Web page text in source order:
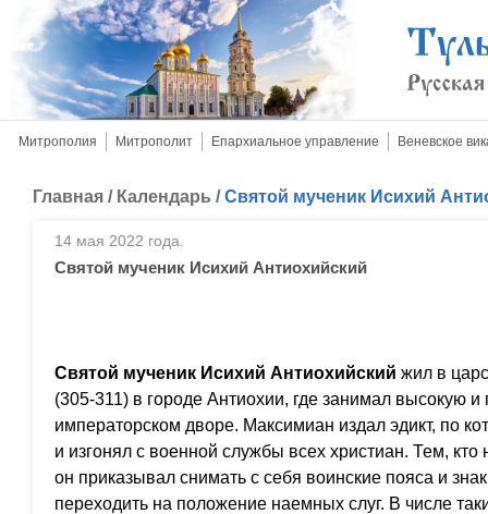
Митрополия Митрополит Епархиальное управление Веневское
Главная / Календарь /Святой мученик Исихий
14 мая 2022 года.
Святой мученик Исихий Антиохийский
Святой мученик Исихий Антиохийский жил в
(305-311) в городе Антиохии, где занимал высокую
императорском дворе. Максимиан издал эдикт, по
и изгонял с военной службы всех христиан. Тем, кто
он приказывал снимать с себя воинские пояса и
переходить на положение наемных слуг. В числе